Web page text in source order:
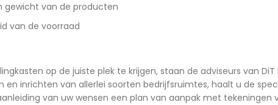
gewicht van de producten
van de voorraad
op de juiste plek te krijgen, staan de adviseurs van
en inrichten van allerlei soorten bedrijfsruimtes, haalt u de
van uw wensen een plan van aanpak met